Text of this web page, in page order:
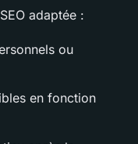
adaptée :
ou
en fonction